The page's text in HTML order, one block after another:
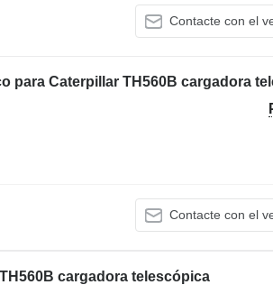
Contacte con el
para Caterpillar TH560B cargadora
Contacte con el
cargadora telescópica